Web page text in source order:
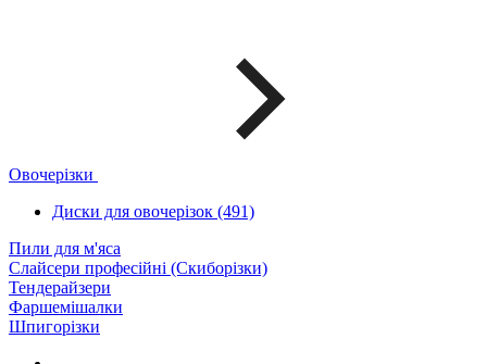
Овочерізки
Диски для овочерізок (491)
Пили для м'яса
Слайсери професійні (Скиборізки)
Тендерайзери
Фаршемішалки
Шпигорізки